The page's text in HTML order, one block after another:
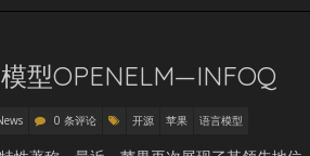
型OPENELM—INFOQ
0 条评论 开源 苹果 语言模型